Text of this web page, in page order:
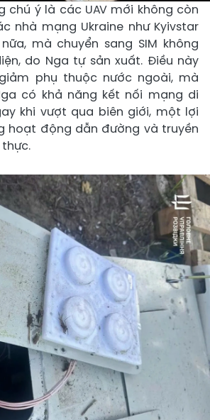
chú ý là các UAV mới không còn
nhà mạng Ukraine như Kyivstar
mà chuyển sang SIM không
do Nga tự sản xuất. Điều này
phụ thuộc nước ngoài, mà
có khả năng kết nối mạng di
khi vượt qua biên giới, một lợi
hoạt động dẫn đường và truyền